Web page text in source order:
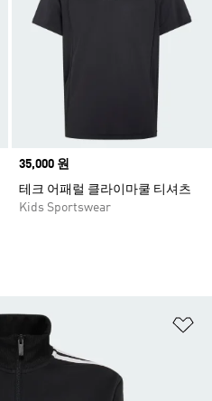
Price
35,000 원
테크 어패럴 클라이마쿨 티셔츠
Kids Sportswear